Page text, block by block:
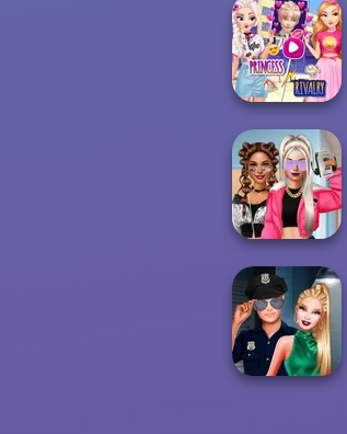
Manga Creator
Vampire Hunter
P...
Elsa And
Rapunzel
Princess Riv...
BFFs Vs Bullies:
Fashion Rival...